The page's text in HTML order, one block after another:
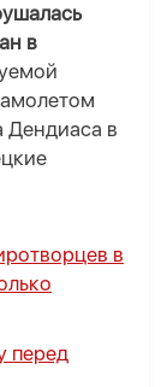
в
Дендиаса в
в
перед